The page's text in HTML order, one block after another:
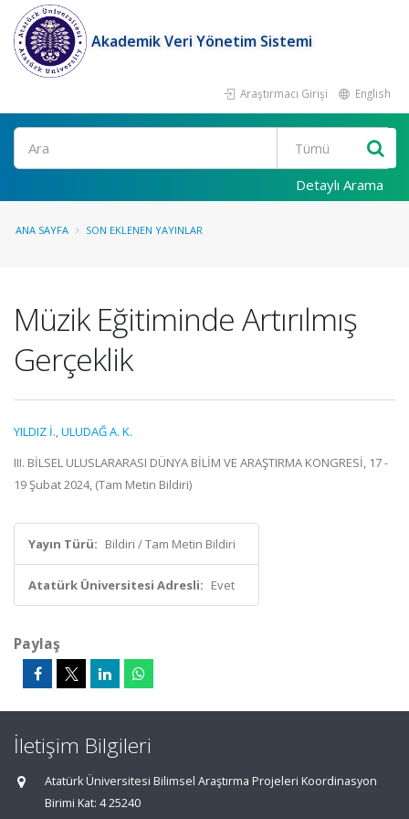
Akademik Veri Yönetim Sistemi
Araştırmacı Girişi English
Ara
Detaylı Arama
ANA SAYFA SON EKLENEN YAYINLAR
Müzik Eğitiminde Artırılmış
Gerçeklik
YILDIZ İ.,ULUDAĞ A. K.
III. BİLSEL ULUSLARARASI DÜNYA BİLİM VE ARAŞTIRMA KONGRESİ, 17 -
19 Şubat 2024, (Tam Metin Bildiri)
Yayın Türü: Bildiri / Tam Metin Bildiri
Atatürk Üniversitesi Adresli: Evet
Paylaş
İletişim Bilgileri
Atatürk Üniversitesi Bilimsel Araştırma Projeleri Koordinasyon
Birimi Kat: 4 25240